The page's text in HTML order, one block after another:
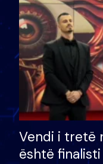
Vendi i tretë
është